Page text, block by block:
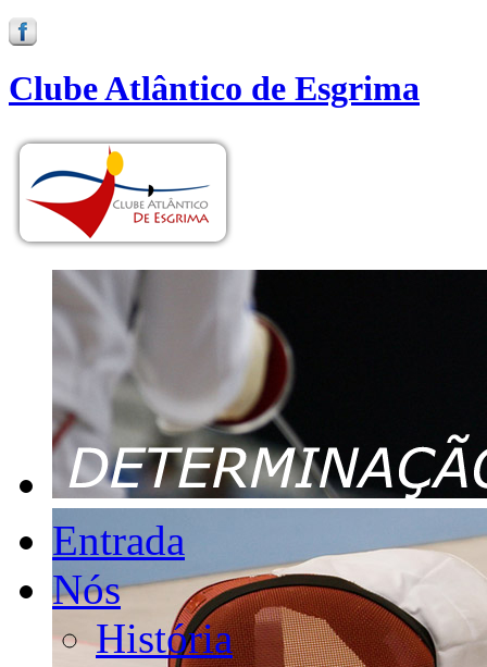
Clube Atlântico de Esgrima
Entrada
Nós
História